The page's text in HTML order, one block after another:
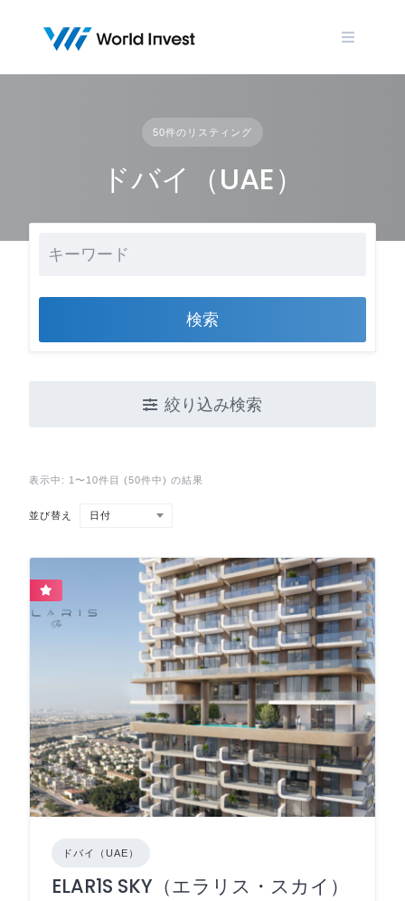
50件のリスティング
ドバイ（UAE）
検索
絞り込み検索
表示中: 1〜10件目 (50件中) の結果
並び替え 日付
ドバイ（UAE）
ELAR1S SKY（エラリス・スカイ）